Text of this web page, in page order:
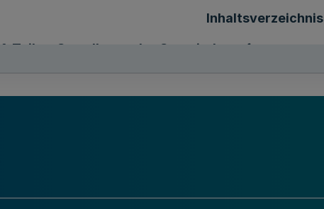
Inhaltsverzeichnis
1. Teil: Grundlagen der Gemeindeverfassung
§ 5 Gleichstellung von Frau und Mann